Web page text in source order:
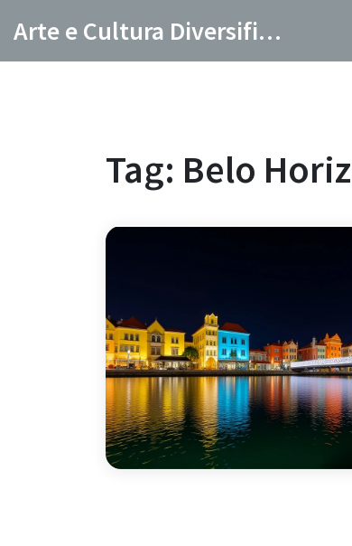
Arte e Cultura Diversificada
Tag: Belo